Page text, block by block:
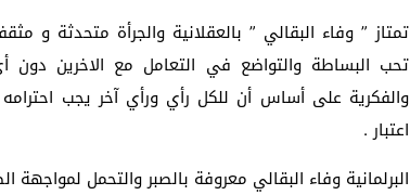
تمتاز ” وفاء البقالي ” بالعقلانية والجرأة متحدثة و
تحب البساطة والتواضع في التعامل مع الاخرين دون
والفكرية على أساس أن للكل رأي ورأي آخر يجب
اعتبار .
البرلمانية وفاء البقالي معروفة بالصبر والتحمل